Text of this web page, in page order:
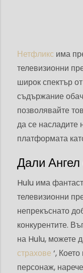
Нетфликс има
телевизионни
широк спектър
съдържание
позволявайте
да се насладите
платформата
Дали
Hulu има
телевизионни
непрекъснато
конкурентите.
на Hulu, можете
страхове ‘,
персонаж,